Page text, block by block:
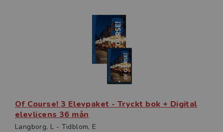
Of Course! 3 Elevpaket - Tryckt bok + Digital
elevlicens 36 mån
Langborg, L - Tidblom, E